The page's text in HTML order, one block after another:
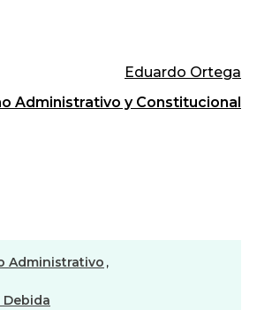
Eduardo Ortega
Administrativo y Constitucional
Administrativo ,